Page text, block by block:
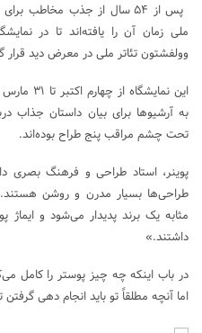
پس از ۵۴ سال از جذب مخاطب
ملی زمان آن را یافته‌اند تا در
وولفشتون تئاتر ملی در معرض دید قرار
این
به آرشیوها برای بیان داستان جذاب
تحت چشم مراقب پنج طراح بوده‌اند.
پوینر، استاد طراحی و فرهنگ
مثابه یک برند پدیدار می‌شود و ایماژ
داشتند.»
در باب اینکه چه چیز پوستر را کامل
اما آنچه مطلقاً تو باید انجام دهی